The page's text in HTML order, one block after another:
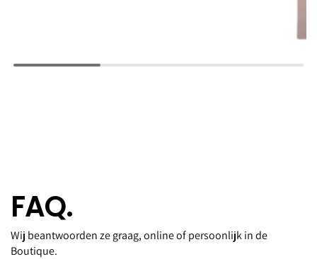
FAQ.
Wij beantwoorden ze graag, online of persoonlijk in de
Boutique.